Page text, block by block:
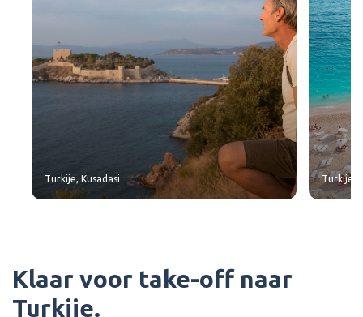
Turkije, Kusadasi Turkije,
Klaar voor take-off naar
Turkije.